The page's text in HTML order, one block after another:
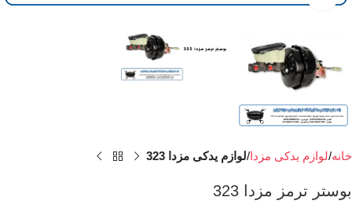
خانه لوازم یدکی مزدا لوازم یدکی مزدا 323
بوستر ترمز مزدا 323